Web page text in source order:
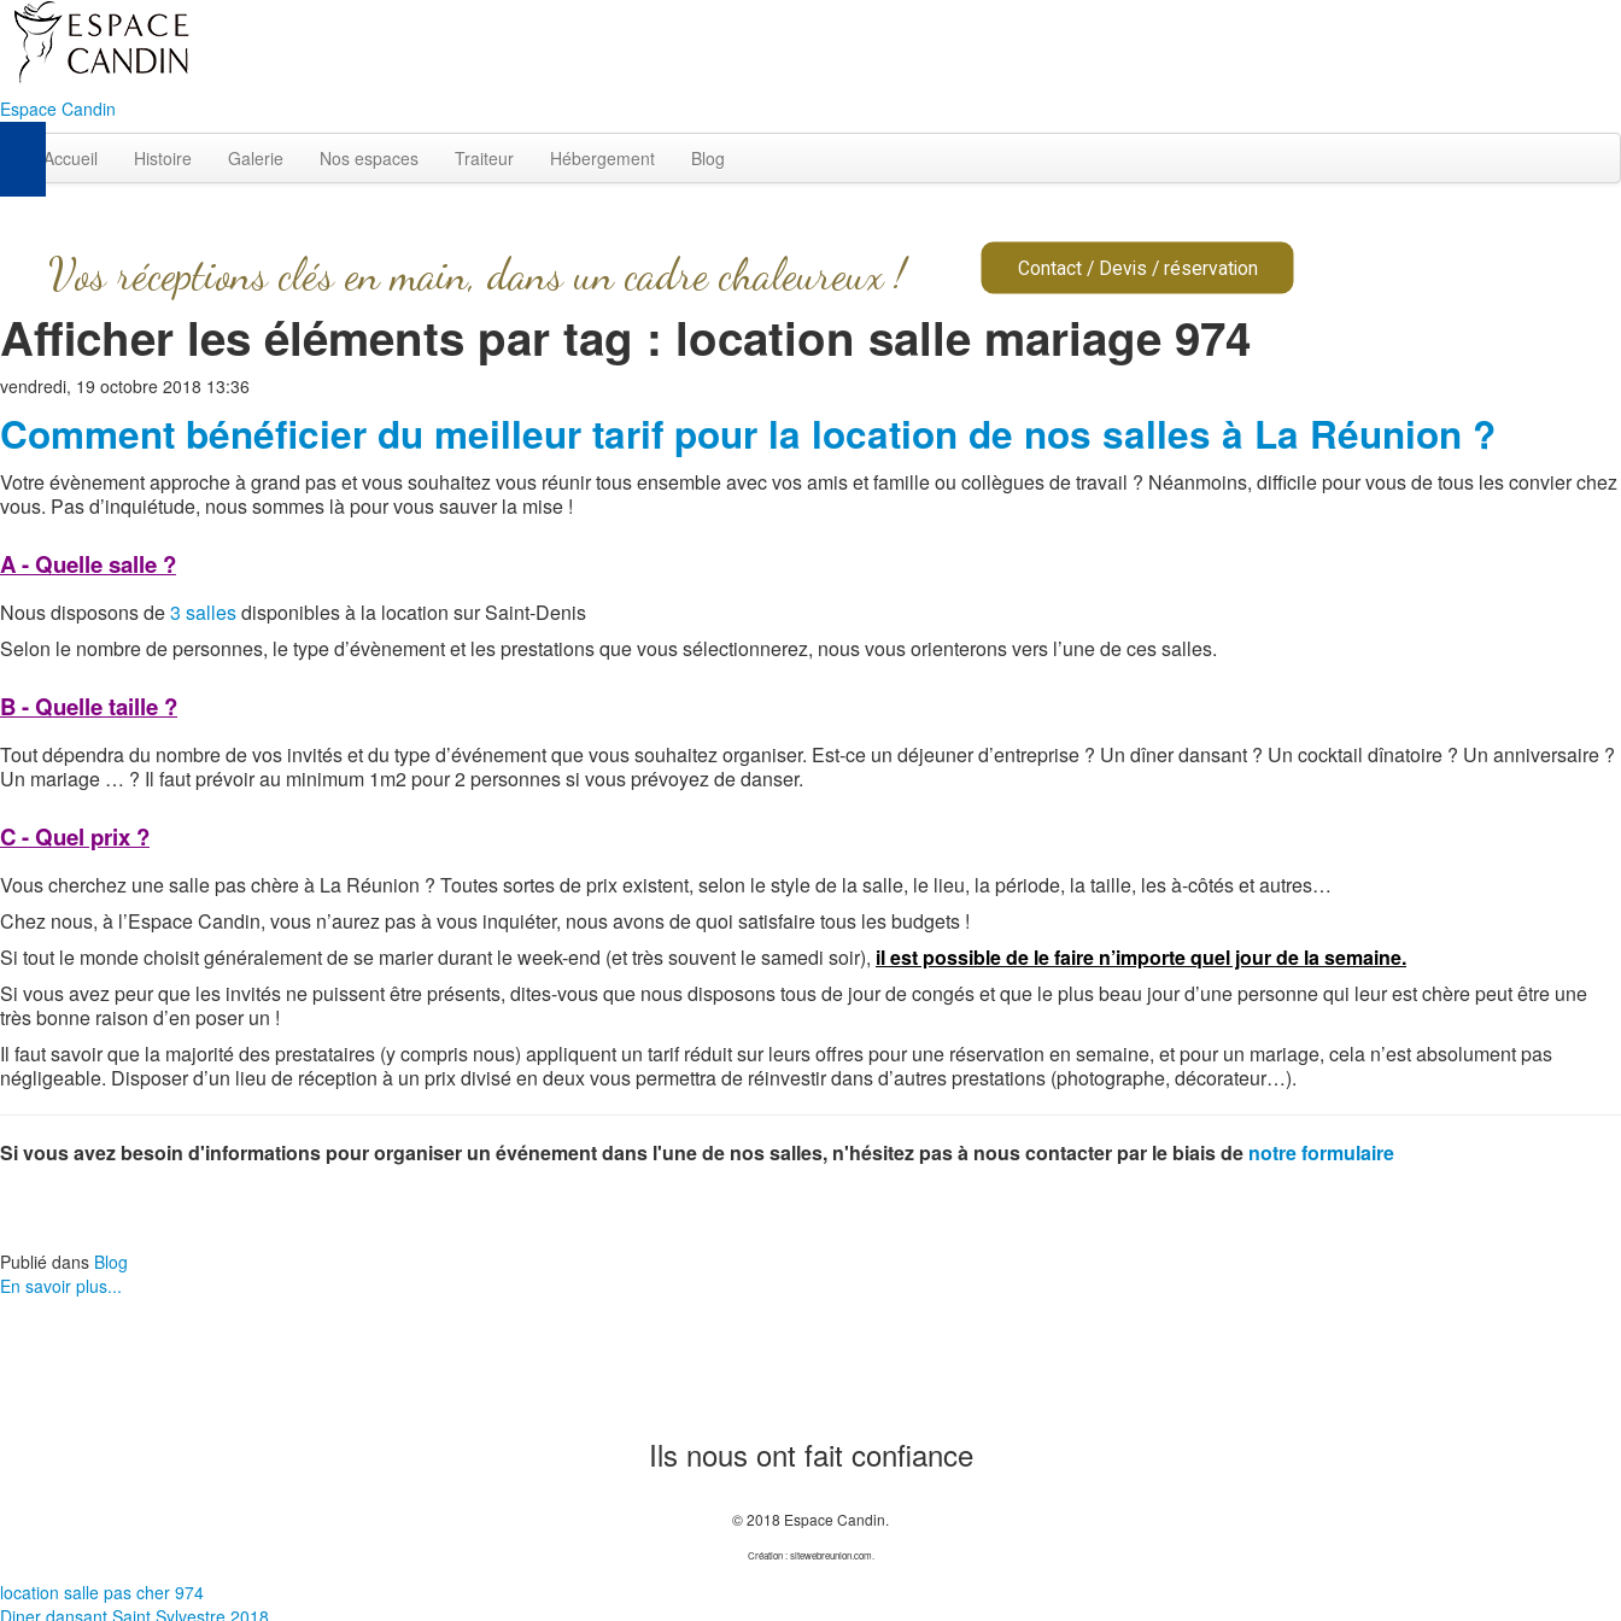
Espace Candin
Accueil Histoire Galerie Nos espaces Traiteur Hébergement Blog
Contact / Devis / réservation
Vos réceptions clés en main, dans un cadre chaleureux !
Afficher les éléments par tag : location salle mariage 974
vendredi, 19 octobre 2018 13:36
Comment bénéficier du meilleur tarif pour la location de nos salles à La Réunion ?
Votre évènement approche à grand pas et vous souhaitez vous réunir tous ensemble avec vos amis et famille ou collègues de travail ? Néanmoins, difficile pour vous de tous les convier chez
vous. Pas d’inquiétude, nous sommes là pour vous sauver la mise !
A - Quelle salle ?
Nous disposons de3 sallesdisponibles à la location sur Saint-Denis
Selon le nombre de personnes, le type d’évènement et les prestations que vous sélectionnerez, nous vous orienterons vers l’une de ces salles.
B - Quelle taille ?
Tout dépendra du nombre de vos invités et du type d’événement que vous souhaitez organiser. Est-ce un déjeuner d’entreprise ? Un dîner dansant ? Un cocktail dînatoire ? Un anniversaire ?
Un mariage … ? Il faut prévoir au minimum 1m2 pour 2 personnes si vous prévoyez de danser.
C - Quel prix ?
Vous cherchez une salle pas chère à La Réunion ? Toutes sortes de prix existent, selon le style de la salle, le lieu, la période, la taille, les à-côtés et autres…
Chez nous, à l’Espace Candin, vous n’aurez pas à vous inquiéter, nous avons de quoi satisfaire tous les budgets !
Si tout le monde choisit généralement de se marier durant le week-end (et très souvent le samedi soir), il est possible de le faire n’importe quel jour de la semaine.
Si vous avez peur que les invités ne puissent être présents, dites-vous que nous disposons tous de jour de congés et que le plus beau jour d’une personne qui leur est chère peut être une
très bonne raison d’en poser un !
Il faut savoir que la majorité des prestataires (y compris nous) appliquent un tarif réduit sur leurs offres pour une réservation en semaine, et pour un mariage, cela n’est absolument pas
négligeable. Disposer d’un lieu de réception à un prix divisé en deux vous permettra de réinvestir dans d’autres prestations (photographe, décorateur…).
Si vous avez besoin d'informations pour organiser un événement dans l'une de nos salles, n'hésitez pas à nous contacter par le biais de notre formulaire
Publié dans Blog
En savoir plus...
Ils nous ont fait confiance
© 2018 Espace Candin.
Création : sitewebreunion.com.
location salle pas cher 974